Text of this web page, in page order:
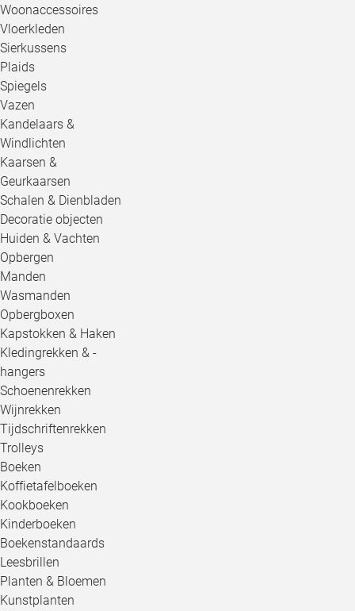
Woonaccessoires
Vloerkleden
Sierkussens
Plaids
Spiegels
Vazen
Kandelaars &
Windlichten
Kaarsen &
Geurkaarsen
Schalen & Dienbladen
Decoratie objecten
Huiden & Vachten
Opbergen
Manden
Wasmanden
Opbergboxen
Kapstokken & Haken
Kledingrekken & -
hangers
Schoenenrekken
Wijnrekken
Tijdschriftenrekken
Trolleys
Boeken
Koffietafelboeken
Kookboeken
Kinderboeken
Boekenstandaards
Leesbrillen
Planten & Bloemen
Kunstplanten